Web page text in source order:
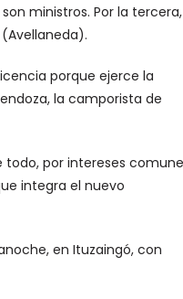
ministros. Por la tercera,
porque ejerce la
la camporista de
todo, por intereses
integra el nuevo
en Ituzaingó, con